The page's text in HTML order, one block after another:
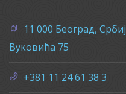
11 000 Београд,
Вуковића 75
+381 11 24 61 38 3